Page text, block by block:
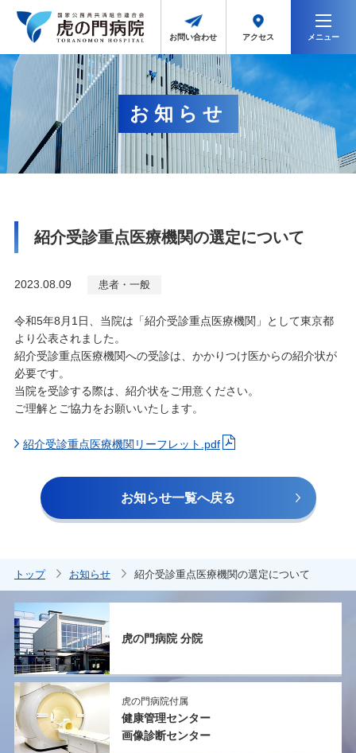
お問い合わせ アクセス メニュー
お知らせ
紹介受診重点医療機関の選定について
2023.08.09 患者・一般
令和5年8月1日、当院は「紹介受診重点医療機関」として東京都
より公表されました。
紹介受診重点医療機関への受診は、かかりつけ医からの紹介状が
必要です。
当院を受診する際は、紹介状をご用意ください。
ご理解とご協力をお願いいたします。
紹介受診重点医療機関リーフレット.pdf
お知らせ⼀覧へ戻る
トップ お知らせ 紹介受診重点医療機関の選定について
虎の門病院 分院
虎の門病院付属
健康管理センター
画像診断センター